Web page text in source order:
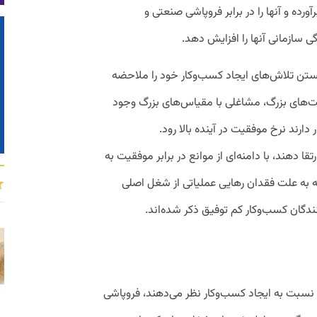
و آنها را در برابر فروپاشی صنعتی و
آنها را افزایش دهد.
تلاش‌های ایجاد کسب‌وکار خود را ملاحضه
شرکت‌های بزرگ، مشاغلی با مقیاس‌های بزرگ وجود
دارند نرخ موفقیت در آینده بالا رود.
دهند، با دامنه‌ای از موانع در برابر موفقیت به
به علت فقدان رهایی عملیاتی از شغل اصلی
کسب‌وکار کم توفیق ذکر شده‌اند.
نسبت به ایجاد کسب‌وکار نظر می‌دهند، فروپاشی